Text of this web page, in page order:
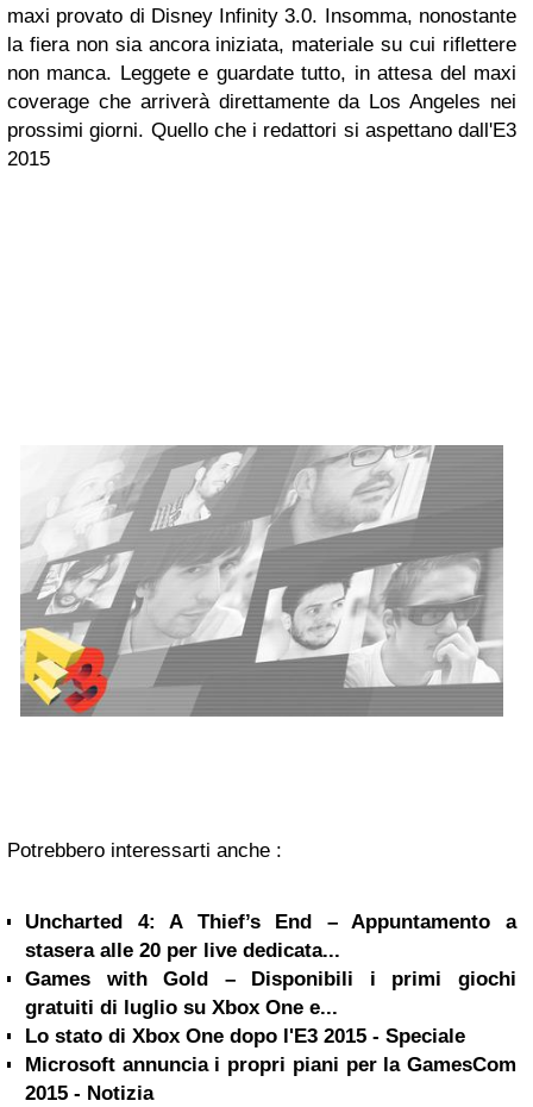
maxi provato di Disney Infinity 3.0. Insomma, nonostante
la fiera non sia ancora iniziata, materiale su cui riflettere
non manca. Leggete e guardate tutto, in attesa del maxi
coverage che arriverà direttamente da Los Angeles nei
prossimi giorni. Quello che i redattori si aspettano dall'E3
2015
Potrebbero interessarti anche :
Uncharted 4: A Thief’s End – Appuntamento a
stasera alle 20 per live dedicata...
Games with Gold – Disponibili i primi giochi
gratuiti di luglio su Xbox One e...
Lo stato di Xbox One dopo l'E3 2015 - Speciale
Microsoft annuncia i propri piani per la GamesCom
2015 - Notizia